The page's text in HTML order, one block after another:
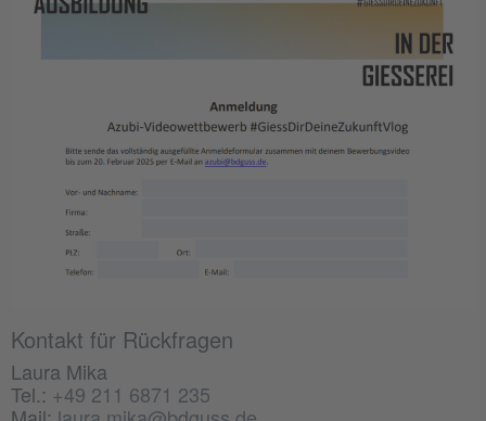
Kontakt für Rückfragen
Laura Mika
Tel.: +49 211 6871 235